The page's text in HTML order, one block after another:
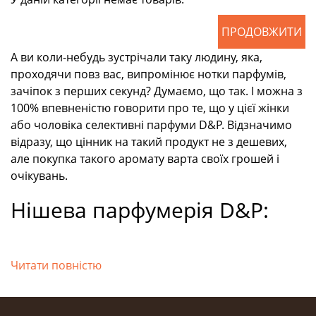
Селективна парфумерія
вишуканого складу
Кожен флакон з такої серії - це унікальний виріб. І
справа стосується не тільки аромату.
Дизайнерська упаковка і неповторні нотки, що
розкривають вас, як особистість - це варто того!
Але як зрозуміти простому споживачеві, що
перед ним саме нишевая парфумерія D&P з
якісність;
тираж;
ПРОДОВЖИТИ
А ви коли-небудь зустрічали таку людину, яка,
проходячи повз вас, випромінює нотки парфумів,
зачіпок з перших секунд? Думаємо, що так. І можна з
100% впевненістю говорити про те, що у цієї жінки
або чоловіка селективні парфуми D&P. Відзначимо
відразу, що цінник на такий продукт не з дешевих,
але покупка такого аромату варта своїх грошей і
очікувань.
Нішева парфумерія D&P:
та жінок
або на ній відчуваються відразу. Їх важко
Читати повністю